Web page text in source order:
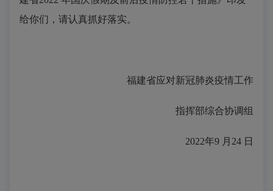
给你们，请认真抓好落实。
福建省应对新冠肺炎疫情工作
指挥部综合协调组
2022年9 月24 日